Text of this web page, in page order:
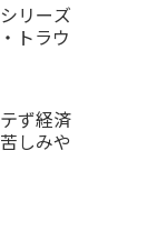
リーズ
トラウ
ず経済
しみや